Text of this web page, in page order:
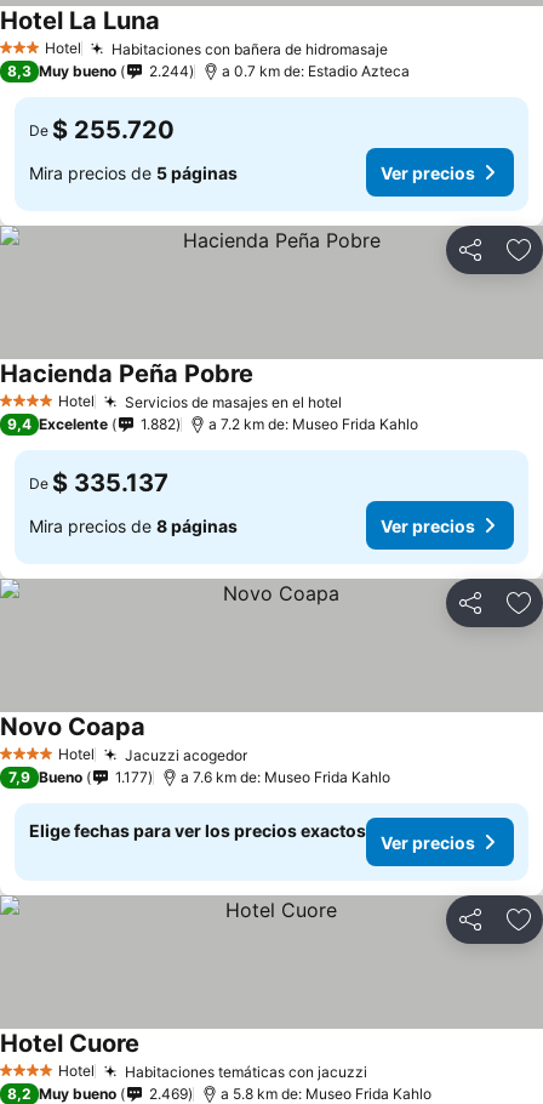
3 Estrellas
Hotel Habitaciones con bañera de hidromasajeVer precios
Hotel La Luna
8,3 Muy bueno 2.244 a 0.7 km de: Estadio Azteca
De $ 255.720
Mira precios de 5 páginas Ver precios
Compartir
4 EstrellasHotel Servicios de masajes en el hotel
Hacienda Peña Pobre
9,4 Excelente 1.882 a 7.2 km de: Museo Frida Kahlo
De $ 335.137
Mira precios de 8 páginas Ver precios
Compartir
4 EstrellasHotel Jacuzzi acogedorVer precios
Novo Coapa
7,9 Bueno 1.177 a 7.6 km de: Museo Frida Kahlo
Elige fechas para ver los precios exactos
Ver precios
Compartir
4 EstrellasHotel Habitaciones temáticas con jacuzzi
Hotel Cuore
8,2 Muy bueno 2.469 a 5.8 km de: Museo Frida Kahlo